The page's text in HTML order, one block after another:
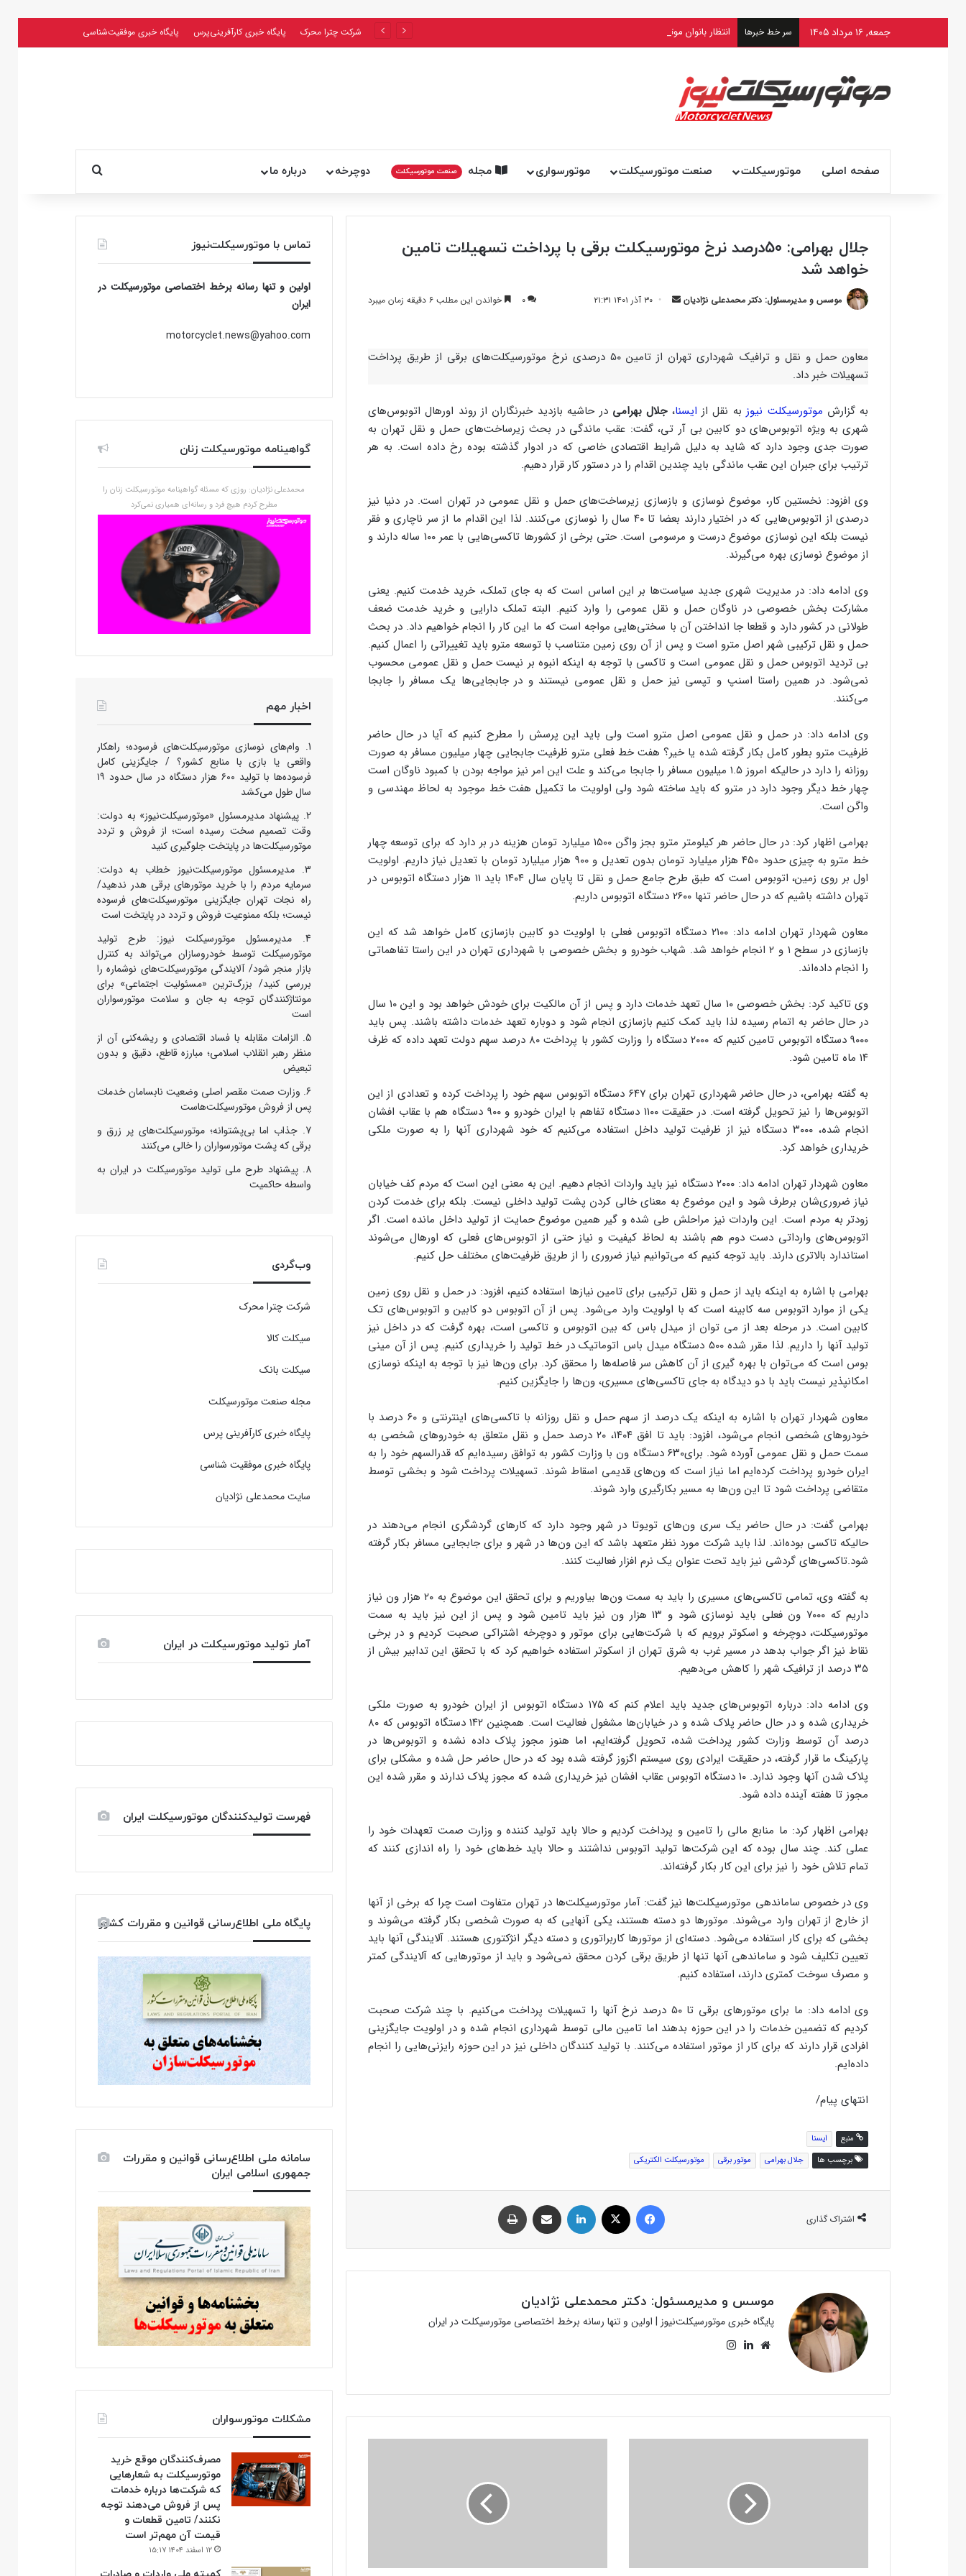
جمعه, ۱۶ مرداد ۱۴۰۵ سر خط خبرها انتظار بانوان موتورسوار به پایان می‌رسد؟ شرکت چترا محرک پایگاه خبری کارآفرینی‌پرس پایگاه خبری موفقیت‌شناسی
صفحه اصلی موتورسیکلت صنعت موتورسیکلت موتورسواری مجله صنعت موتورسیکلت دوچرخه درباره ما جستجو برای
جلال بهرامی: ۵۰درصد نرخ موتورسیکلت‌ برقی با پرداخت تسهیلات تامین
خواهد شد
موسس و مدیرمسئول: دکتر محمدعلی نژادیان
ارسال ۳۰ آذر ۱۴۰۱ ۲۱:۳۱ ۰ خواندن این مطلب ۶ دقیقه زمان میبرد
معاون حمل و نقل و ترافیک شهرداری تهران از تامین ۵۰ درصدی نرخ موتورسیکلت‌های برقی از طریق پرداخت
تسهیلات خبر داد.
به گزارش موتورسیکلت نیوزبه نقل از ایسنا،جلال بهرامیدر حاشیه بازدید خبرنگاران از روند اورهال اتوبوس‌های
شهری به ویژه اتوبوس‌های دو کابین بی آر تی، گفت: عقب ماندگی در بحث زیرساخت‌های حمل و نقل تهران به
صورت جدی وجود دارد که شاید به دلیل شرایط اقتصادی خاصی که در ادوار گذشته بوده رخ داده است. به هر
ترتیب برای جبران این عقب ماندگی باید چندین اقدام را در دستور کار قرار دهیم.
وی افزود: نخستین کار، موضوع نوسازی و بازسازی زیرساخت‌های حمل و نقل عمومی در تهران است. در دنیا نیز
درصدی از اتوبوس‌هایی که در اختیار دارند بعضا تا ۴۰ سال را نوسازی می‌کنند. لذا این اقدام ما از سر ناچاری و فقر
نیست بلکه این نوسازی موضوع درست و مرسومی است. حتی برخی از کشورها تاکسی‌هایی با عمر ۱۰۰ ساله دارند و
از موضوع نوسازی بهره می‌گیرند.
وی ادامه داد: در مدیریت شهری جدید سیاست‌ها بر این اساس است که به جای تملک، خرید خدمت کنیم. یعنی
مشارکت بخش خصوصی در ناوگان حمل و نقل عمومی را وارد کنیم. البته تملک دارایی و خرید خدمت ضعف
طولانی در کشور دارد و قطعا جا انداختن آن با سختی‌هایی مواجه است که ما این کار را انجام خواهیم داد. در بحث
حمل و نقل ترکیبی شهر اصل مترو است و پس از آن روی زمین متناسب با توسعه مترو باید تغییراتی را اعمال کنیم.
بی تردید اتوبوس حمل و نقل عمومی است و تاکسی با توجه به اینکه انبوه بر نیست حمل و نقل عمومی محسوب
نمی‌شود. در همین راستا اسنپ و تپسی نیز حمل و نقل عمومی نیستند و در جابجایی‌ها یک مسافر را جابجا
می‌کنند.
وی ادامه داد: در حمل و نقل عمومی اصل مترو است ولی باید این پرسش را مطرح کنیم که آیا در حال حاضر
ظرفیت مترو بطور کامل بکار گرفته شده یا خیر؟ هفت خط فعلی مترو ظرفیت جابجایی چهار میلیون مسافر به صورت
روزانه را دارد در حالیکه امروز ۱.۵ میلیون مسافر را جابجا می‌کند و علت این امر نیز مواجه بودن با کمبود ناوگان است
چهار خط دیگر وجود دارد در مترو که باید ساخته شود ولی اولویت ما تکمیل هفت خط موجود به لحاظ مهندسی و
واگن است.
بهرامی اظهار کرد: در حال حاضر هر کیلومتر مترو بجز واگن ۱۵۰۰ میلیارد تومان هزینه در بر دارد که برای توسعه چهار
خط مترو به چیزی حدود ۴۵۰ هزار میلیارد تومان بدون تعدیل و ۹۰۰ هزار میلیارد تومان با تعدیل نیاز داریم. اولویت
اول بر روی زمین، اتوبوس است که طبق طرح جامع حمل و نقل تا پایان سال ۱۴۰۴ باید ۱۱ هزار دستگاه اتوبوس در
تهران داشته باشیم که در حال حاضر تنها ۲۶۰۰ دستگاه اتوبوس داریم.
معاون شهردار تهران ادامه داد: ۲۱۰۰ دستگاه اتوبوس فعلی با اولویت دو کابین بازسازی کامل خواهد شد که این
بازسازی در سطح ۱ و ۲ انجام خواهد شد. شهاب خودرو و بخش خصوصی با شهرداری تهران در این راستا تفاهماتی
را انجام داده‌اند.
وی تاکید کرد: بخش خصوصی ۱۰ سال تعهد خدمات دارد و پس از آن مالکیت برای خودش خواهد بود و این ۱۰ سال
در حال حاضر به اتمام رسیده لذا باید کمک کنیم بازسازی انجام شود و دوباره تعهد خدمات داشته باشند. پس باید
۹۰۰۰ دستگاه اتوبوس تامین کنیم که ۲۰۰۰ دستگاه را وزارت کشور با پرداخت ۸۰ درصد سهم دولت تعهد داده که ظرف
۱۴ ماه تامین شود.
به گفته بهرامی، در حال حاضر شهرداری تهران برای ۶۴۷ دستگاه اتوبوس سهم خود را پرداخت کرده و تعدادی از این
اتوبوس‌ها را نیز تحویل گرفته است. در حقیقت ۱۱۰۰ دستگاه تفاهم با ایران خودرو و ۹۰۰ دستگاه هم با عقاب افشان
انجام شده، ۳۰۰۰ دستگاه نیز از ظرفیت تولید داخل استفاده می‌کنیم که خود شهرداری آنها را به صورت ملکی
خریداری خواهد کرد.
معاون شهردار تهران ادامه داد: ۲۰۰۰ دستگاه نیز باید واردات انجام دهیم. این به معنی این است که مردم کف خیابان
نیاز ضروری‌شان برطرف شود و این موضوع به معنای خالی کردن پشت تولید داخلی نیست. بلکه برای خدمت کردن
زودتر به مردم است. این واردات نیز مراحلش طی شده و گیر همین موضوع حمایت از تولید داخل مانده است. اگر
اتوبوس‌های وارداتی دست دوم هم باشند به لحاظ کیفیت و نیاز حتی از اتوبوس‌های فعلی که اورهال می‌شوند
استاندارد بالاتری دارند. باید توجه کنیم که می‌توانیم نیاز ضروری را از طریق ظرفیت‌های مختلف حل کنیم.
بهرامی با اشاره به اینکه باید از حمل و نقل ترکیبی برای تامین نیازها استفاده کنیم، افزود: در حمل و نقل روی زمین
یکی از موارد اتوبوس سه کابینه است که با اولویت وارد می‌شود. پس از آن اتوبوس دو کابین و اتوبوس‌های تک
کابین است. در مرحله بعد از می توان از میدل باس که بین اتوبوس و تاکسی است، بهره گرفت که در داخل نیز
تولید آنها را داریم. لذا مقرر شده ۵۰۰ دستگاه میدل باس اتوماتیک در خط تولید را خریداری کنیم. پس از آن مینی
بوس است که می‌توان با بهره گیری از آن کاهش سر فاصله‌ها را محقق کرد. برای ون‌ها نیز با توجه به اینکه نوسازی
امکانپذیر نیست باید با دو دیدگاه به جای تاکسی‌های مسیری، ون‌ها را جایگزین کنیم.
معاون شهردار تهران با اشاره به اینکه یک درصد از سهم حمل و نقل روزانه با تاکسی‌های اینترنتی و ۶۰ درصد با
خودروهای شخصی انجام می‌شود، افزود: باید تا افق ۱۴۰۴، ۲۰ درصد حمل و نقل متعلق به خودروهای شخصی به
سمت حمل و نقل عمومی آورده شود. برای۶۳۰ دستگاه ون با وزارت کشور به توافق رسیده‌ایم که قدرالسهم خود را به
ایران خودرو پرداخت کرده‌ایم اما نیاز است که ون‌های قدیمی اسقاط شوند. تسهیلات پرداخت شود و بخشی توسط
متقاضی پرداخت شود تا این ون‌ها به مسیر بکارگیری وارد شوند.
بهرامی گفت: در حال حاضر یک سری ون‌های تویوتا در شهر وجود دارد که کارهای گردشگری انجام می‌دهند در
حالیکه تاکسی بوده‌اند. لذا باید شرکت مورد نظر متعهد باشد که این ون‌ها در شهر و برای جابجایی مسافر بکار گرفته
شود.تاکسی‌های گردشی نیز باید تحت عنوان یک نرم افزار فعالیت کنند.
به گفته وی، تمامی تاکسی‌های مسیری را باید به سمت ون‌ها بیاوریم و برای تحقق این موضوع به ۲۰ هزار ون نیاز
داریم که ۷۰۰۰ ون فعلی باید نوسازی شود و ۱۳ هزار ون نیز باید تامین شود و پس از این نیز باید به سمت
موتورسیکلت، دوچرخه و اسکوتر برویم که با شرکت‌هایی برای موتور و دوچرخه اشتراکی صحبت کردیم و در برخی
نقاط نیز اگر جواب بدهد در مسیر غرب به شرق تهران از اسکوتر استفاده خواهیم کرد که با تحقق این تدابیر بیش از
۳۵ درصد از ترافیک شهر را کاهش می‌دهیم.
وی ادامه داد: درباره اتوبوس‌های جدید باید اعلام کنم که ۱۷۵ دستگاه اتوبوس از ایران خودرو به صورت ملکی
خریداری شده و در حال حاضر پلاک شده و در خیابان‌ها مشغول فعالیت است. همچنین ۱۴۲ دستگاه اتوبوس که ۸۰
درصد آن توسط وزارت کشور پرداخت شده، تحویل گرفته‌ایم، اما هنوز مجوز پلاک داده نشده و اتوبوس‌ها در
پارکینگ ما قرار گرفته، در حقیقت ایرادی روی سیستم اگزوز گرفته شده بود که در حال حاضر حل شده و مشکلی برای
پلاک شدن آنها وجود ندارد. ۱۰ دستگاه اتوبوس عقاب افشان نیز خریداری شده که مجوز پلاک ندارند و مقرر شده این
مجوز تا هفته آینده داده شود.
بهرامی اظهار کرد: ما منابع مالی را تامین و پرداخت کردیم و حالا باید تولید کننده و وزارت صمت تعهدات خود را
عملی کند. چند سال بوده که این شرکت‌ها تولید اتوبوس نداشتند و حالا باید خط‌های خود را راه اندازی کنند که
تمام تلاش خود را نیز برای این کار بکار گرفته‌اند.
وی در خصوص ساماندهی موتورسیکلت‌ها نیز گفت: آمار موتورسیکلت‌ها در تهران متفاوت است چرا که برخی از آنها
از خارج از تهران وارد می‌شوند. موتورها دو دسته هستند، یکی آنهایی که به صورت شخصی بکار گرفته می‌شوند و
بخشی که برای کار استفاده می‌شود. دسته‌ای از موتورها کاربراتوری و دسته دیگر انژکتوری هستند. آلایندگی آنها باید
تعیین تکلیف شود و ساماندهی آنها تنها از طریق برقی کردن محقق نمی‌شود و باید از موتورهایی که آلایندگی کمتر
و مصرف سوخت کمتری دارند، استفاده کنیم.
وی ادامه داد: ما برای موتورهای برقی تا ۵۰ درصد نرخ آنها را تسهیلات پرداخت می‌کنیم. با چند شرکت صحبت
کردیم که تضمین خدمات را در این حوزه بدهند اما تامین مالی توسط شهرداری انجام شده و در اولویت جایگزینی
افرادی قرار دارند که برای کار از موتور استفاده می‌کنند. با تولید کنندگان داخلی نیز در این حوزه رایزنی‌هایی را انجام
داده‌ایم.
انتهای پیام/
منبع
ایسنا
برچسب ها
جلال بهرامی موتور برقی موتورسیکلت الکتریکی
اشتراک گذاری
فیس بوک لینکدین اشتراک گذاری از طریق ایمیل
موسس و مدیرمسئول: دکتر محمدعلی نژادیان
پایگاه خبری موتورسیکلت‌نیوز | اولین و تنها رسانه برخط اختصاصی موتورسیکلت در ایران
وبسایتلینکدین
ایران
هتل‌های
تماس با موتورسیکلت‌نیوز
اولین و تنها رسانه برخط اختصاصی موتورسیکلت در
ایران
motorcyclet.news@yahoo.com
گواهینامه موتورسیکلت زنان
محمدعلی نژادیان: روزی که مسئله گواهینامه موتورسیکلت زنان را
مطرح کردم هیچ فرد و رسانه‌ای همیاری نمی‌کرد
اخبار مهم
وام‌های نوسازی موتورسیکلت‌های فرسوده؛ راهکار
واقعی یا بازی با منابع کشور؟ / جایگزینی کامل
فرسوده‌ها با تولید ۶۰۰ هزار دستگاه در سال حدود ۱۹
سال طول می‌کشد
پیشنهاد مدیرمسئول «موتورسیکلت‌نیوز» به دولت:
وقت تصمیم سخت رسیده است؛ از فروش و تردد
موتورسیکلت‌ها در پایتخت جلوگیری کنید
مدیرمسئول موتورسیکلت‌نیوز خطاب به دولت:
سرمایه مردم را با خرید موتورهای برقی هدر ندهید/
راه نجات تهران جایگزینی موتورسیکلت‌های فرسوده
نیست؛ بلکه ممنوعیت فروش و تردد در پایتخت است
مدیرمسئول موتورسیکلت نیوز: طرح تولید
موتورسیکلت توسط خودروسازان می‌تواند به کنترل
بازار منجر شود/ آلایندگی موتورسیکلت‌های نوشماره را
بررسی کنید/ بزرگ‌ترین «مسئولیت اجتماعی» برای
مونتاژکنندگان توجه به جان و سلامت موتورسواران
است
الزامات مقابله با فساد اقتصادی و ریشه‌کنی آن از
منظر رهبر انقلاب اسلامی؛ مبارزه قاطع، دقیق و بدون
تبعیض
وزارت صمت مقصر اصلی وضعیت نابسامان خدمات
پس از فروش موتورسیکلت‌هاست
جذاب اما بی‌پشتوانه؛ موتورسیکلت‌های پر زرق‌ و
برقی که پشت موتورسواران را خالی می‌کنند
پیشنهاد طرح ملی تولید موتورسیکلت در ایران به
واسطه حاکمیت
وب‌گردی
شرکت چترا محرک
سیکلت کالا
سیکلت بانک
مجله صنعت موتورسیکلت
پایگاه خبری کارآفرینی پرس
پایگاه خبری موفقیت شناسی
سایت محمدعلی نژادیان
آمار تولید موتورسیکلت در ایران
فهرست تولیدکنندگان موتورسیکلت ایران
پایگاه ملی اطلاع‌رسانی قوانین و مقررات کشور
سامانه ملی اطلاع‌رسانی قوانین و مقررات
جمهوری اسلامی ایران
مشکلات موتورسواران
مصرف‌کنندگان موقع خرید
موتورسیکلت به شعارهایی
که شرکت‌ها درباره خدمات
پس از فروش می‌دهند توجه
نکنند/ تامین قطعات و
قیمت آن مهم‌تر است
۱۲ اسفند ۱۴۰۴ ۱۵:۱۷